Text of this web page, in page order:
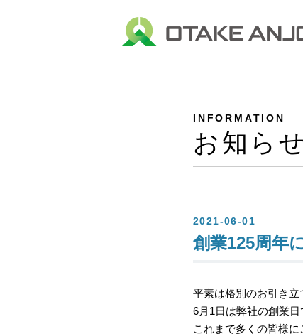
INFORMATION
お知らせ
2021-06-01
創業125周年
平素は格別のお引き立
6月1日は弊社の創業日
これまで多くの皆様